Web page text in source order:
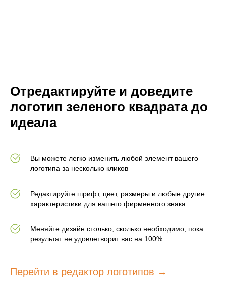
Отредактируйте и доведите
логотип зеленого квадрата до
идеала
Вы можете легко изменить любой элемент вашего
логотипа за несколько кликов
Редактируйте шрифт, цвет, размеры и любые другие
характеристики для вашего фирменного знака
Меняйте дизайн столько, сколько необходимо, пока
результат не удовлетворит вас на 100%
Перейти в редактор логотипов